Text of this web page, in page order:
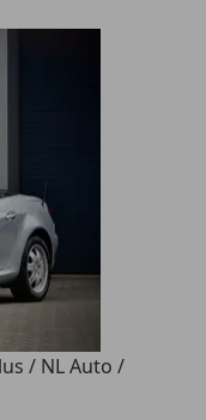
/ NL Auto /